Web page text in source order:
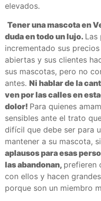
elevados.
Tener una mascota en
duda en todo un lujo. Las
incrementado sus
abiertas y sus clientes
sus mascotas, pero no
antes. Ni hablar de la
ven por las calles en
dolor! Para quienes
sensibles ante el trato
difícil que debe ser para
mantener a su mascota,
aplausos para esas
las abandonan, prefieren
con ellos y hacen
porque son un miembro